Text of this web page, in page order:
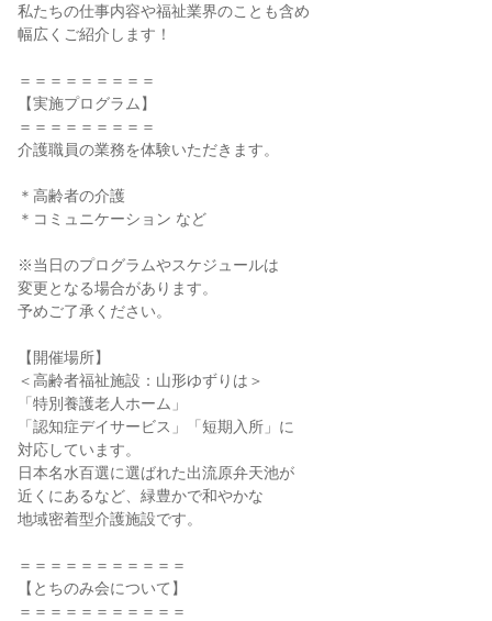
私たちの仕事内容や福祉業界のことも含め
幅広くご紹介します！
＝＝＝＝＝＝＝＝＝
【実施プログラム】
＝＝＝＝＝＝＝＝＝
介護職員の業務を体験いただきます。
＊高齢者の介護
＊コミュニケーション など
※当日のプログラムやスケジュールは
変更となる場合があります。
予めご了承ください。
【開催場所】
＜高齢者福祉施設：山形ゆずりは＞
「特別養護老人ホーム」
「認知症デイサービス」「短期入所」に
対応しています。
日本名水百選に選ばれた出流原弁天池が
近くにあるなど、緑豊かで和やかな
地域密着型介護施設です。
＝＝＝＝＝＝＝＝＝＝＝
【とちのみ会について】
＝＝＝＝＝＝＝＝＝＝＝